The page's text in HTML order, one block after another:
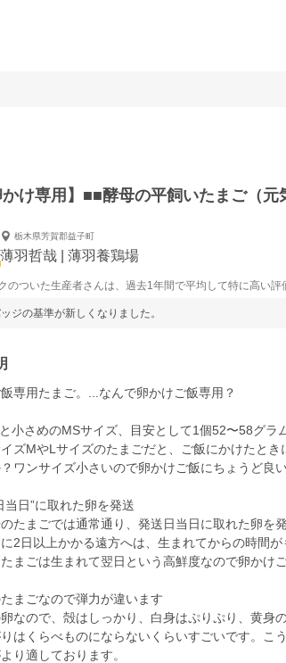
け専用】■■酵母の平飼いたまご（元
栃木県芳賀郡益子町
薄羽哲哉 | 薄羽養鶏場
のついた生産者さんは、過去1年間で平均して特に高い評
ジの基準が新しくなりました。
専用たまご。...なんで卵かけご飯専用？
小さめのMSサイズ、目安として1個52〜58グラ
ズMやLサイズのたまごだと、ご飯にかけたと
ワンサイズ小さいので卵かけご飯にちょうど良い
日”に取れた卵を発送
たまごでは通常通り、発送日当日に取れた卵を発
に2日以上かかる遠方へは、生まれてからの時間
まごは生まれて翌日という高鮮度なので卵かけご
まごなので弾力が違います
なので、殻はしっかり、白身はぷりぷり、黄身
はくらべものにならないくらいすごいです。こ
り適しております。